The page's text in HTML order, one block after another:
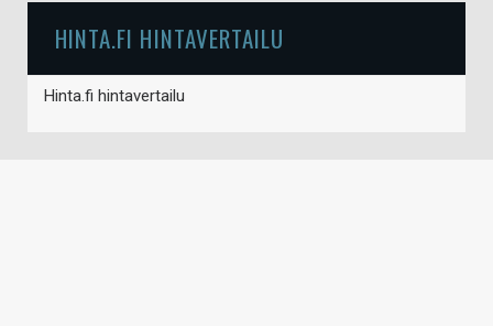
HINTA.FI HINTAVERTAILU
Hinta.fi hintavertailu